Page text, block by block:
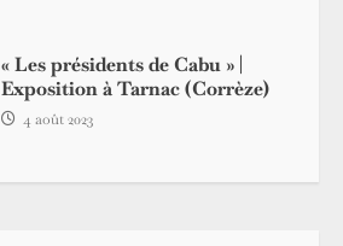
« Les présidents de Cabu » |
Exposition à Tarnac (Corrèze)
4 août 2023